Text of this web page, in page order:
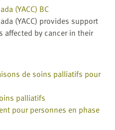
(YACC) BC
(YACC) provides support
affected by cancer in their
de soins palliatifs pour
palliatifs
pour personnes en phase